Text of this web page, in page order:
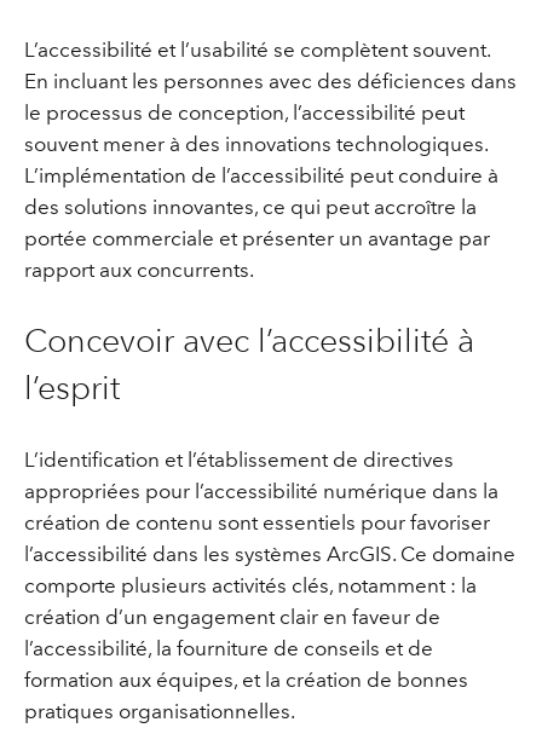
L’accessibilité et l’usabilité se complètent souvent.
En incluant les personnes avec des déficiences dans
le processus de conception, l’accessibilité peut
souvent mener à des innovations technologiques.
L’implémentation de l’accessibilité peut conduire à
des solutions innovantes, ce qui peut accroître la
portée commerciale et présenter un avantage par
rapport aux concurrents.
Concevoir avec l’accessibilité à
l’esprit
L’identification et l’établissement de directives
appropriées pour l’accessibilité numérique dans la
création de contenu sont essentiels pour favoriser
l’accessibilité dans les systèmes ArcGIS. Ce domaine
comporte plusieurs activités clés, notamment : la
création d’un engagement clair en faveur de
l’accessibilité, la fourniture de conseils et de
formation aux équipes, et la création de bonnes
pratiques organisationnelles.